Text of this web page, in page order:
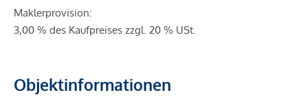
Maklerprovision:
3,00 % des Kaufpreises zzgl. 20 % USt.
Objektinformationen